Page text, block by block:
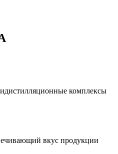
комплексы
вкус продукции